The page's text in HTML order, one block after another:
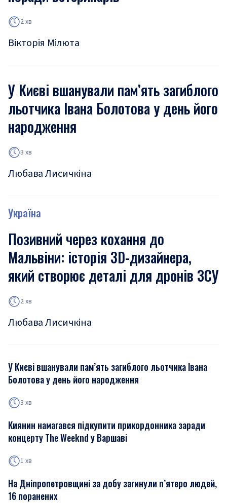
2 хв
Вікторія Мілюта
У Києві вшанували пам’ять загиблого
льотчика Івана Болотова у день його
народження
3 хв
Любава Лисичкіна
Україна
Позивний через кохання до
Мальвіни: історія 3D-дизайнера,
який створює деталі для дронів ЗСУ
2 хв
Любава Лисичкіна
У Києві вшанували пам’ять загиблого льотчика Івана
Болотова у день його народження
3 хв
Киянин намагався підкупити прикордонника заради
концерту The Weeknd у Варшаві
1 хв
На Дніпропетровщині за добу загинули п’ятеро людей,
16 поранених